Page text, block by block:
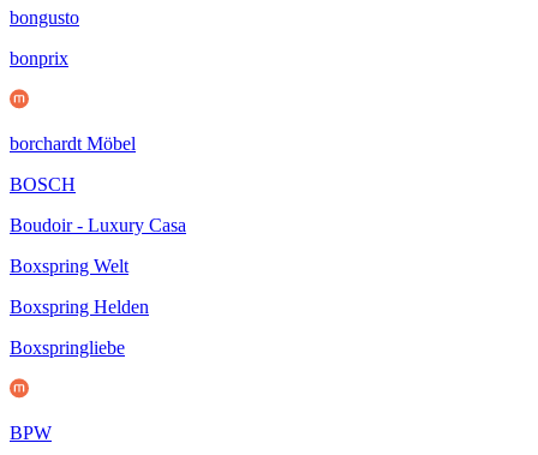
bongusto
bonprix
borchardt Möbel
BOSCH
Boudoir - Luxury Casa
Boxspring Welt
Boxspring Helden
Boxspringliebe
BPW